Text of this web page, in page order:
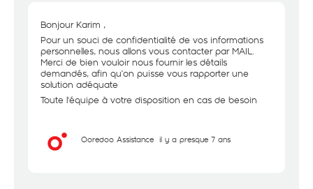
Bonjour Karim ,
Pour un souci de confidentialité de vos informations
personnelles, nous allons vous contacter par MAIL.
Merci de bien vouloir nous fournir les détails
demandés, afin qu’on puisse vous rapporter une
solution adéquate
Toute l'équipe à votre disposition en cas de besoin
Ooredoo Assistance il y a presque 7 ans